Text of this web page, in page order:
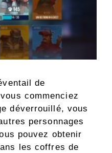
de
commenciez
déverrouillé, vous
personnages
pouvez obtenir
les coffres de